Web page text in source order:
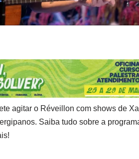
agitar o Réveillon com shows de
Saiba tudo sobre a